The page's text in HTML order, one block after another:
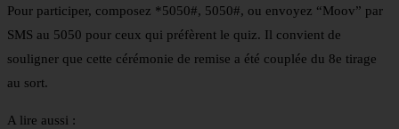
Pour participer, composez *5050#, 5050#, ou envoyez “Moov” par
SMS au 5050 pour ceux qui préfèrent le quiz. Il convient de
souligner que cette cérémonie de remise a été couplée du 8e tirage
au sort.
A lire aussi :